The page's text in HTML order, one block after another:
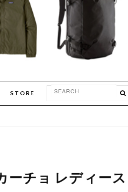
STORE
ーチョ レディース